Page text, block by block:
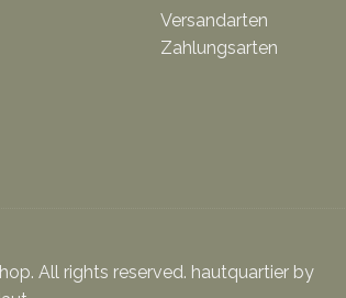
Versandarten
Zahlungsarten
All rights reserved. hautquartier by